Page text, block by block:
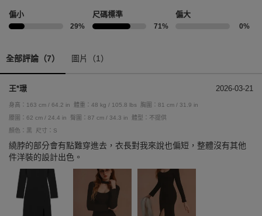
偏小
29%
尺碼標準
71%
偏大
0%
全部評論（7） 圖片（1）
王*璟 2026-03-21
身高：163 cm / 64.2 in 體重：48 kg / 105.8 lbs
胸圍：81 cm / 31.9 in
腰圍：62 cm / 24.4 in
臀圍：87 cm / 34.3 in
體型：不提供
顏色：黑
尺寸：S
繞脖的部分會有點難穿進去，衣長對我來說也偏短，整體沒有其他
件洋裝的設計出色。